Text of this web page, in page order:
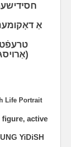
אַ
טרעפֿט
Life Portrait
figure, active
YiDiSH